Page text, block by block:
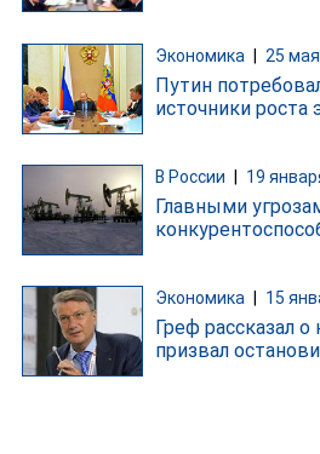
Экономика | 25
Путин
источники роста
В России 19
Главными
Экономика 15
Греф рассказал
призвал